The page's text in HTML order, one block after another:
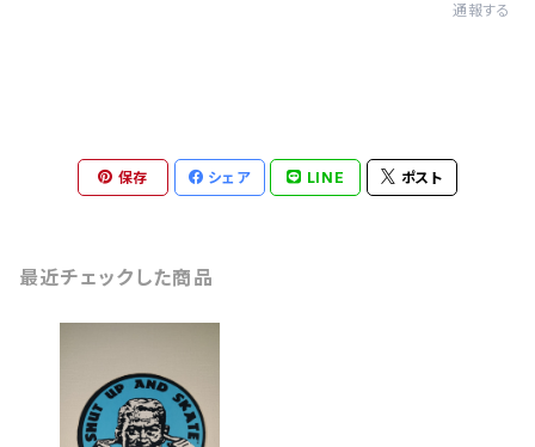
通報する
保存 シェア LINE ポスト
最近チェックした商品